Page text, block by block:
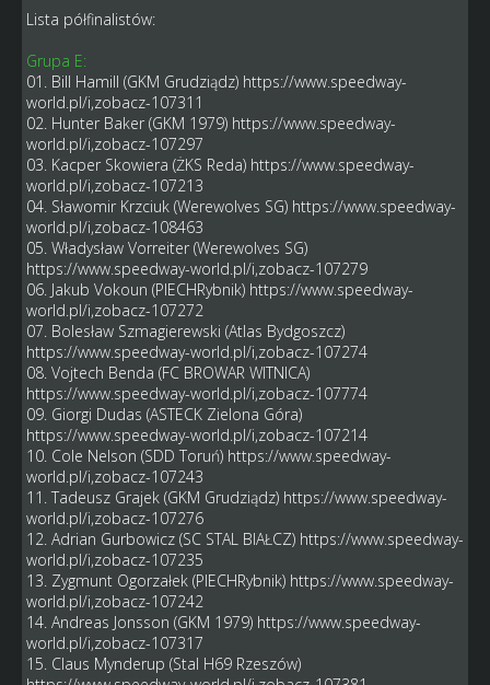
Lista półfinalistów:
Grupa E:
01. Bill Hamill (GKM Grudziądz) https://www.speedway-
world.pl/i,zobacz-107311
02. Hunter Baker (GKM 1979) https://www.speedway-
world.pl/i,zobacz-107297
03. Kacper Skowiera (ŻKS Reda) https://www.speedway-
world.pl/i,zobacz-107213
04. Sławomir Krzciuk (Werewolves SG) https://www.speedway-
world.pl/i,zobacz-108463
05. Władysław Vorreiter (Werewolves SG)
https://www.speedway-world.pl/i,zobacz-107279
06. Jakub Vokoun (PIECHRybnik) https://www.speedway-
world.pl/i,zobacz-107272
07. Bolesław Szmagierewski (Atlas Bydgoszcz)
https://www.speedway-world.pl/i,zobacz-107274
08. Vojtech Benda (FC BROWAR WITNICA)
https://www.speedway-world.pl/i,zobacz-107774
09. Giorgi Dudas (ASTECK Zielona Góra)
https://www.speedway-world.pl/i,zobacz-107214
10. Cole Nelson (SDD Toruń) https://www.speedway-
world.pl/i,zobacz-107243
11. Tadeusz Grajek (GKM Grudziądz) https://www.speedway-
world.pl/i,zobacz-107276
12. Adrian Gurbowicz (SC STAL BIAŁCZ) https://www.speedway-
world.pl/i,zobacz-107235
13. Zygmunt Ogorzałek (PIECHRybnik) https://www.speedway-
world.pl/i,zobacz-107242
14. Andreas Jonsson (GKM 1979) https://www.speedway-
world.pl/i,zobacz-107317
15. Claus Mynderup (Stal H69 Rzeszów)